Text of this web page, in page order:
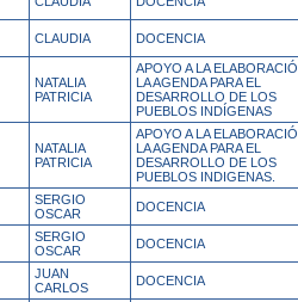
CLAUDIA DOCENCIA
NATALIA
PATRICIA
APOYO A LA
LA AGENDA PARA EL
DESARROLLO DE LOS
PUEBLOS INDÍGENAS
NATALIA
PATRICIA
APOYO A LA
LA AGENDA PARA EL
DESARROLLO DE LOS
PUEBLOS INDIGENAS.
SERGIO
OSCAR
DOCENCIA
SERGIO
OSCAR
DOCENCIA
JUAN
CARLOS
DOCENCIA